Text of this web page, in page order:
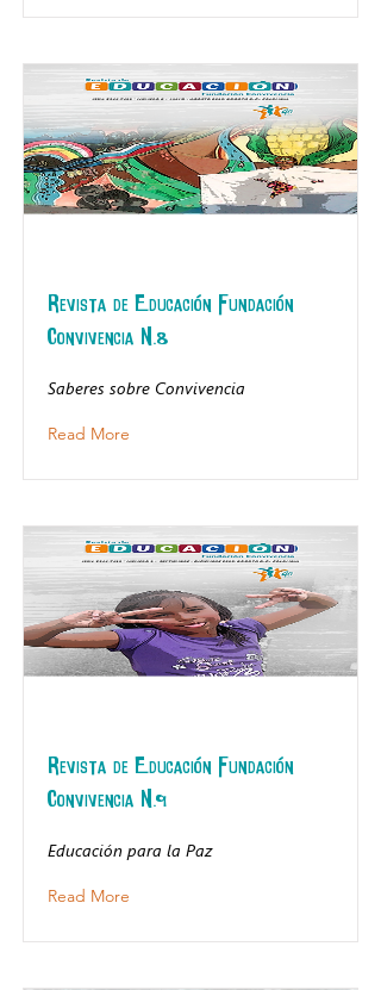
Revista de Educación Fundación
Convivencia N.8
Saberes sobre Convivencia
Read More
Revista de Educación Fundación
Convivencia N.9
Educación para la Paz
Read More